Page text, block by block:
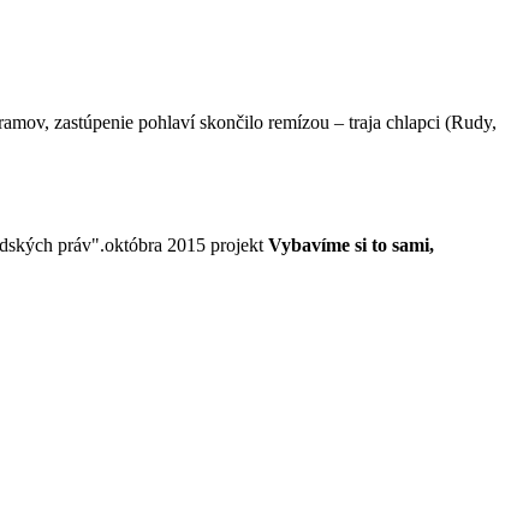
zastúpenie pohlaví skončilo remízou – traja chlapci (Rudy,
práv".októbra 2015 projektVybavíme si to sami,